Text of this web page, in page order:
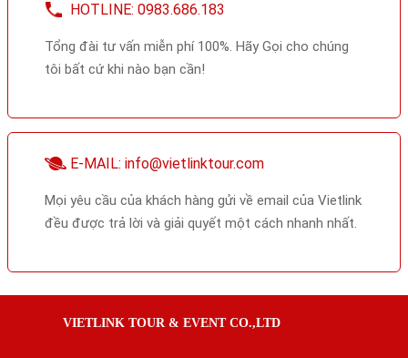
HOTLINE: 0983.686.183
Tổng đài tư vấn miễn phí 100%. Hãy Gọi cho chúng
tôi bất cứ khi nào bạn cần!
E-MAIL: info@vietlinktour.com
Mọi yêu cầu của khách hàng gửi về email của Vietlink
đều được trả lời và giải quyết một cách nhanh nhất.
VIETLINK TOUR & EVENT CO.,LTD